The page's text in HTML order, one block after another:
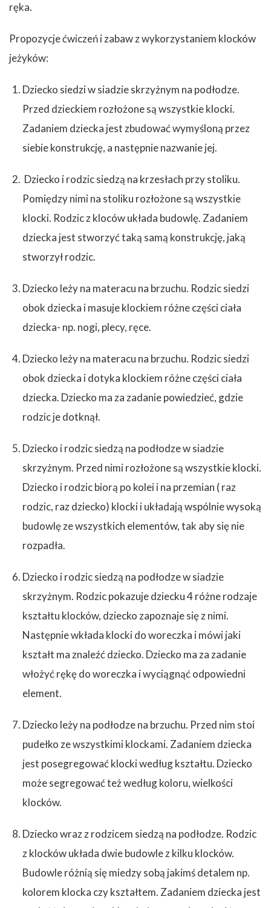
ręka.
Propozycje ćwiczeń i zabaw z wykorzystaniem klocków
jeżyków:
Dziecko siedzi w siadzie skrzyżnym na podłodze.
Przed dzieckiem rozłożone są wszystkie klocki.
Zadaniem dziecka jest zbudować wymyśloną przez
siebie konstrukcję, a następnie nazwanie jej.
Dziecko i rodzic siedzą na krzesłach przy stoliku.
Pomiędzy nimi na stoliku rozłożone są wszystkie
klocki. Rodzic z kloców układa budowlę. Zadaniem
dziecka jest stworzyć taką samą konstrukcję, jaką
stworzył rodzic.
Dziecko leży na materacu na brzuchu. Rodzic siedzi
obok dziecka i masuje klockiem różne części ciała
dziecka- np. nogi, plecy, ręce.
Dziecko leży na materacu na brzuchu. Rodzic siedzi
obok dziecka i dotyka klockiem różne części ciała
dziecka. Dziecko ma za zadanie powiedzieć, gdzie
rodzic je dotknął.
Dziecko i rodzic siedzą na podłodze w siadzie
skrzyżnym. Przed nimi rozłożone są wszystkie klocki.
Dziecko i rodzic biorą po kolei i na przemian ( raz
rodzic, raz dziecko) klocki i układają wspólnie wysoką
budowlę ze wszystkich elementów, tak aby się nie
rozpadła.
Dziecko i rodzic siedzą na podłodze w siadzie
skrzyżnym. Rodzic pokazuje dziecku 4 różne rodzaje
kształtu klocków, dziecko zapoznaje się z nimi.
Następnie wkłada klocki do woreczka i mówi jaki
kształt ma znaleźć dziecko. Dziecko ma za zadanie
włożyć rękę do woreczka i wyciągnąć odpowiedni
element.
Dziecko leży na podłodze na brzuchu. Przed nim stoi
pudełko ze wszystkimi klockami. Zadaniem dziecka
jest posegregować klocki według kształtu. Dziecko
może segregować też według koloru, wielkości
klocków.
Dziecko wraz z rodzicem siedzą na podłodze. Rodzic
z klocków układa dwie budowle z kilku klocków.
Budowle różnią się miedzy sobą jakimś detalem np.
kolorem klocka czy kształtem. Zadaniem dziecka jest